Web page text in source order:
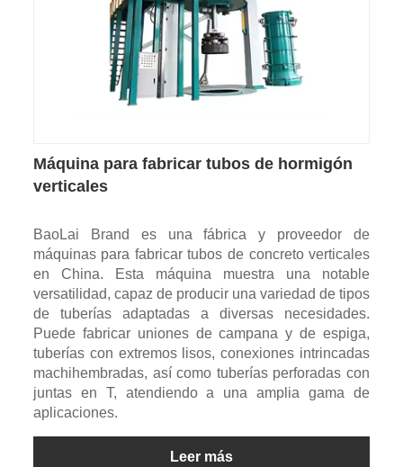
Máquina para fabricar tubos de hormigón
verticales
BaoLai Brand es una fábrica y proveedor de
máquinas para fabricar tubos de concreto verticales
en China. Esta máquina muestra una notable
versatilidad, capaz de producir una variedad de tipos
de tuberías adaptadas a diversas necesidades.
Puede fabricar uniones de campana y de espiga,
tuberías con extremos lisos, conexiones intrincadas
machihembradas, así como tuberías perforadas con
juntas en T, atendiendo a una amplia gama de
aplicaciones.
Leer más